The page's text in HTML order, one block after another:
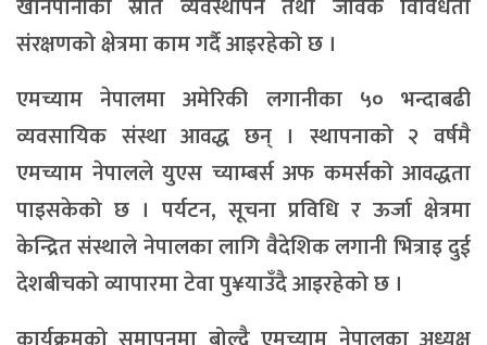
खानेपानीको स्रोत व्यवस्थापन तथा जैविक विविधता
संरक्षणको क्षेत्रमा काम गर्दै आइरहेको छ ।
एमच्याम नेपालमा अमेरिकी लगानीका ५० भन्दाबढी
व्यवसायिक संस्था आवद्ध छन् । स्थापनाको २ वर्षमै
एमच्याम नेपालले युएस च्याम्बर्स अफ कमर्सको आवद्धता
पाइसकेको छ । पर्यटन, सूचना प्रविधि र ऊर्जा क्षेत्रमा
केन्द्रित संस्थाले नेपालका लागि वैदेशिक लगानी भित्राइ दुई
देशबीचको व्यापारमा टेवा पु¥याउँदै आइरहेको छ ।